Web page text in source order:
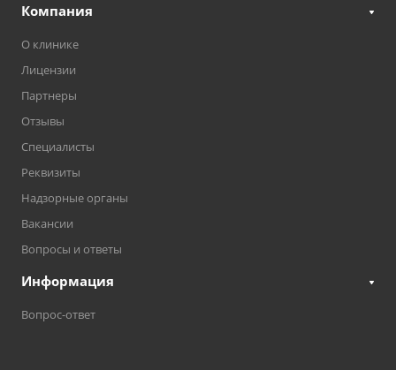
Компания
О клинике
Лицензии
Партнеры
Отзывы
Специалисты
Реквизиты
Надзорные органы
Вакансии
Вопросы и ответы
Информация
Вопрос-ответ